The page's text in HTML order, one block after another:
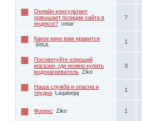
Онлайн консультант
повышает позиции сайта в
яндексе? vetar
7
Какое кино вам нравится
IRKA
1
Посоветуйте хороший
магазин, где можно купить
водонагреватель Ziko
3
Наша служба и опасна и
трудна Laqabejaj 1
Форекс Ziko 1